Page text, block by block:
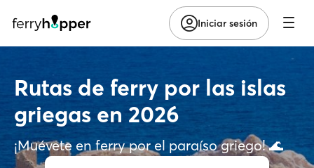
Iniciar sesión
Rutas de ferry por las islas
griegas en 2026
¡Muévete en ferry por el paraíso griego! 🌊